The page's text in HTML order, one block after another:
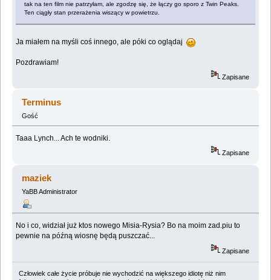
tak na ten film nie patrzyłam, ale zgodzę się, że łączy go sporo z Twin Peaks.
Ten ciągły stan przerażenia wiszący w powietrzu.
Ja miałem na myśli coś innego, ale póki co oglądaj
Pozdrawiam!
Zapisane
Terminus
Gość
Taaa Lynch... Ach te wodniki.
Zapisane
maziek
YaBB Administrator
No i co, widział już ktos nowego Misia-Rysia? Bo na moim zad.piu to
pewnie na późną wiosnę będą puszczać...
Zapisane
Człowiek całe życie próbuje nie wychodzić na większego idiotę niż nim